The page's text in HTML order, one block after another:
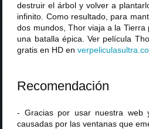
destruir el árbol y volver a
infinito. Como resultado, para
dos mundos, Thor viaja a la
una batalla épica. Ver película
gratis en HD enverpeliculasultra .
Recomendación
- Gracias por usar nuestra web
causadas por las ventanas que